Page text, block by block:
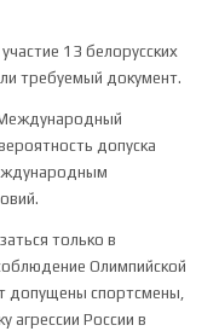
13 белорусских
требуемый документ.
Международный
допуска
только в
Олимпийской
допущены спортсмены,
агрессии России в